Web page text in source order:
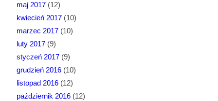
maj 2017(12)
kwiecień 2017(10)
marzec 2017(10)
luty 2017(9)
styczeń 2017(9)
grudzień 2016(10)
listopad 2016(12)
październik 2016(12)